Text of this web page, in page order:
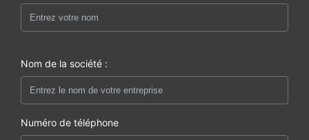
Nom de la société :
Numéro de téléphone